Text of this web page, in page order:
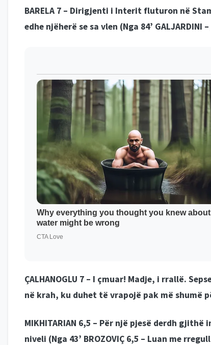
BARELA 7 – Dirigjenti i Interit fluturon në
edhe njëherë se sa vlen (Nga 84’ GALJARDINI –
ÇALHANOGLU 7 – I çmuar! Madje, i rrallë.
në krah, ku duhet të vrapojë pak më shumë
MIKHITARIAN 6,5 – Për një pjesë derdh gjithë
niveli (Nga 43’ BROZOVIÇ 6,5 – Luan me